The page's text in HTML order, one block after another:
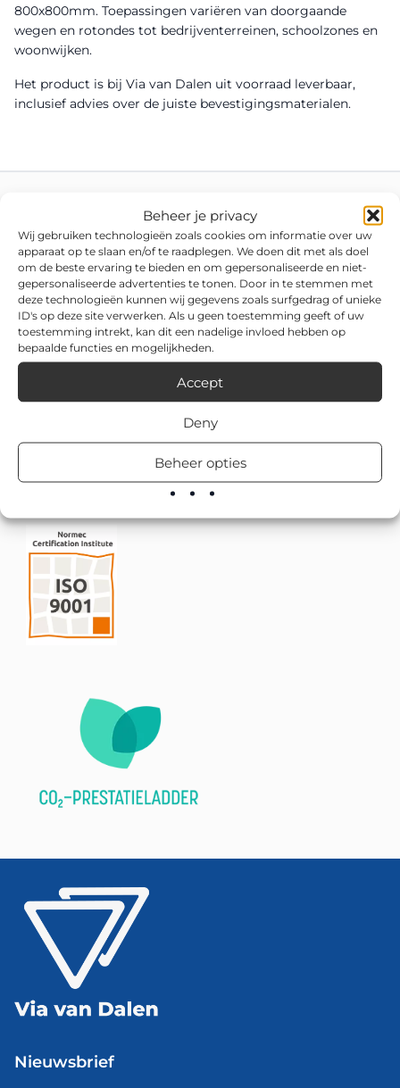
Beheer je privacy
Wij gebruiken technologieën zoals cookies om informatie over uw
apparaat op te slaan en/of te raadplegen. We doen dit met als doel
om de beste ervaring te bieden en om gepersonaliseerde en niet-
gepersonaliseerde advertenties te tonen. Door in te stemmen met
deze technologieën kunnen wij gegevens zoals surfgedrag of unieke
ID's op deze site verwerken. Als u geen toestemming geeft of uw
toestemming intrekt, kan dit een nadelige invloed hebben op
bepaalde functies en mogelijkheden.
Accept
Deny
Beheer opties
800x800mm. Toepassingen variëren van doorgaande
wegen en rotondes tot bedrijventerreinen, schoolzones en
woonwijken.
Het product is bij Via van Dalen uit voorraad leverbaar,
inclusief advies over de juiste bevestigingsmaterialen.
Nieuwsbrief